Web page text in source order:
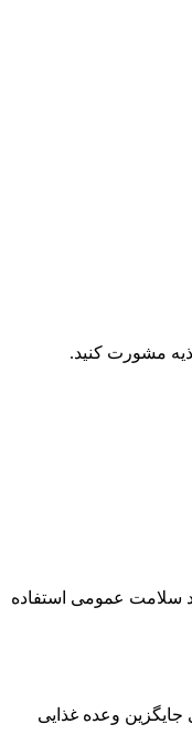
مشورت کنید.
سلامت عمومی استفاده
وعده غذایی